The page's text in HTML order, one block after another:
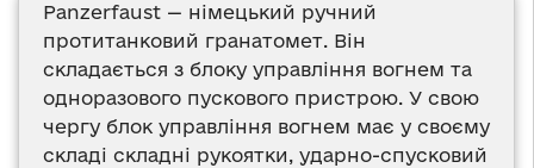
Panzerfaust — німецький ручний
протитанковий гранатомет. Він
складається з блоку управління вогнем та
одноразового пускового пристрою. У свою
чергу блок управління вогнем має у своєму
складі складні рукоятки, ударно-спусковий